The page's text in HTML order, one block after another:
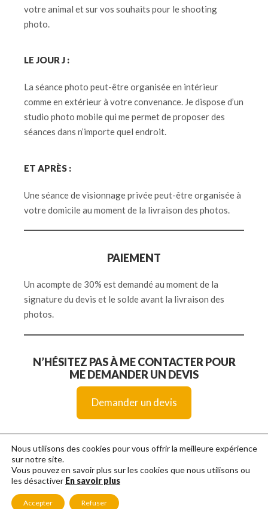
votre animal et sur vos souhaits pour le shooting
photo.
LE JOUR J :
La séance photo peut-être organisée en intérieur
comme en extérieur à votre convenance. Je dispose d’un
studio photo mobile qui me permet de proposer des
séances dans n’importe quel endroit.
ET APRÈS :
Une séance de visionnage privée peut-être organisée à
votre domicile au moment de la livraison des photos.
PAIEMENT
Un acompte de 30% est demandé au moment de la
signature du devis et le solde avant la livraison des
photos.
N’HÉSITEZ PAS À ME CONTACTER POUR
ME DEMANDER UN DEVIS
Demander un devis
©2021 José PEDRO - Photographe à Dieppe en Normandie
Nous utilisons des cookies pour vous offrir la meilleure expérience
sur notre site.
Vous pouvez en savoir plus sur les cookies que nous utilisons ou
les désactiver En savoir plus
Accepter Refuser